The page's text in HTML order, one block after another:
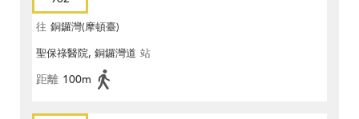
往 銅鑼灣(摩頓臺)
聖保祿醫院, 銅鑼灣道 站
距離 100m